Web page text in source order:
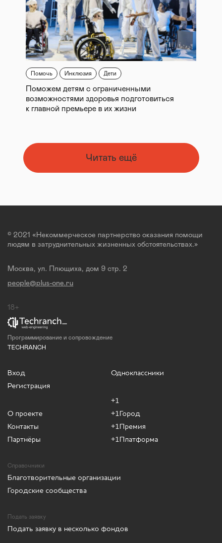
Помочь Инклюзия Дети
Поможем детям с ограниченными
возможностями здоровья подготовиться
к главной премьере в их жизни
Читать ещё
© 2021 «Некоммерческое партнерство оказания помощи
людям в затруднительных жизненных обстоятельствах.»
Москва, ул. Плющиха, дом 9 стр. 2
people@plus-one.ru
18+
Программирование и сопровождение
TECHRANCH
Вход
Регистрация
О проекте
Контакты
Партнёры
Одноклассники
+1
+1Город
+1Премия
+1Платформа
Справочники
Благотворительные организации
Городские сообщества
Подать заявку
Подать заявку в несколько фондов